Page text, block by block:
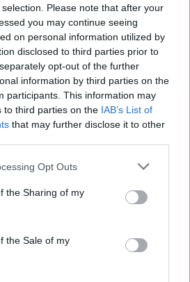
Please note that after your
you may continue seeing
on personal information utilized by
disclosed to third parties prior to
opt-out of the further
information by third parties on the
participants. This information may
to third parties on the IAB’s List of
that may further disclose it to other
app uses one or more Google
usage behaviour. You may click to
Google and its third-party tags to
specified purposes in below Google
Opt Outs
the Sharing of my
the Sale of my
αίτια
ο
Ανανεώθηκε πριν
28 λεπτά
Υπό τους ήχους
και λαούτου η έξοδος
σορού του Λάκη
Συντετριμμένη η